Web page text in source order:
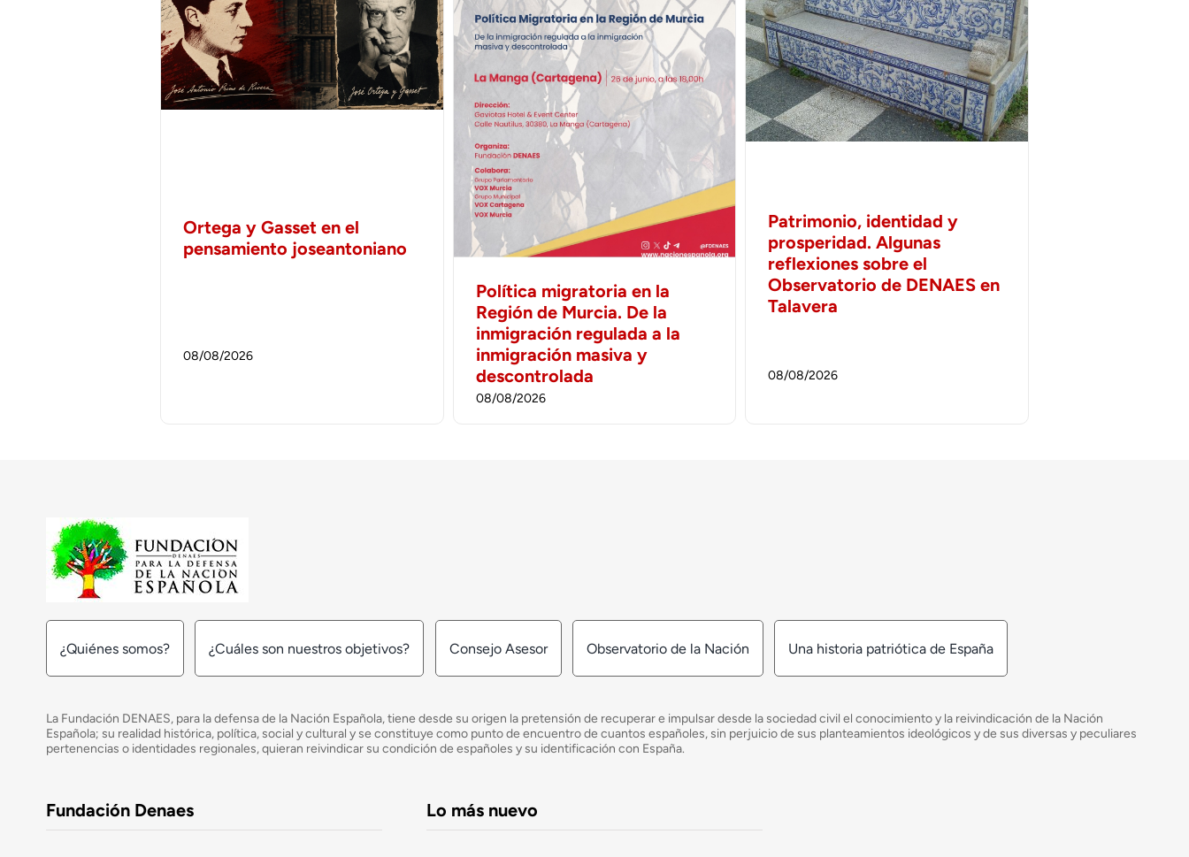
Ortega y Gasset en el
pensamiento joseantoniano
08/08/2026
Política migratoria en la
Región de Murcia. De la
inmigración regulada a la
inmigración masiva y
descontrolada
08/08/2026
Patrimonio, identidad y
prosperidad. Algunas
reflexiones sobre el
Observatorio de DENAES en
Talavera
08/08/2026
¿Quiénes somos? ¿Cuáles son nuestros objetivos? Consejo Asesor Observatorio de la Nación Una historia patriótica de España
La Fundación DENAES, para la defensa de la Nación Española, tiene desde su origen la pretensión de recuperar e impulsar desde la sociedad civil el conocimiento y la reivindicación de la Nación
Española; su realidad histórica, política, social y cultural y se constituye como punto de encuentro de cuantos españoles, sin perjuicio de sus planteamientos ideológicos y de sus diversas y peculiares
pertenencias o identidades regionales, quieran reivindicar su condición de españoles y su identificación con España.
Fundación Denaes Lo más nuevo